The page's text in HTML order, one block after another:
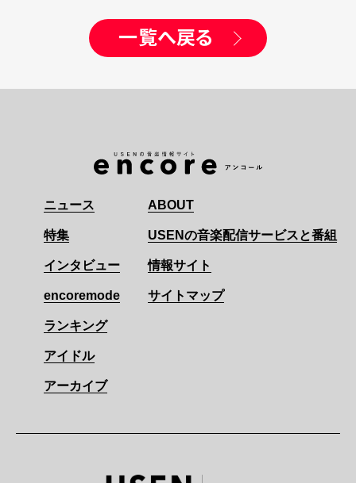
一覧へ戻る
ニュース
特集
インタビュー
encoremode
ランキング
アイドル
アーカイブ
ABOUT
USENの音楽配信サービスと番組
情報サイト
サイトマップ